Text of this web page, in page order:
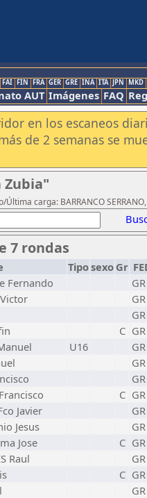
FAI FIN FRA GER GRE INA ITA JPN MKD
AUT Imágenes FAQ
en los escaneos
de 2 semanas se
Zubia"
carga: BARRANCO
7 rondas
Tiposexo Gr
Fernando GR
Victor GR
GR
C GR
U16 GR
GR
GR
C GR
Javier GR
Jesus GR
Jose C GR
Raul GR
C GR
GR